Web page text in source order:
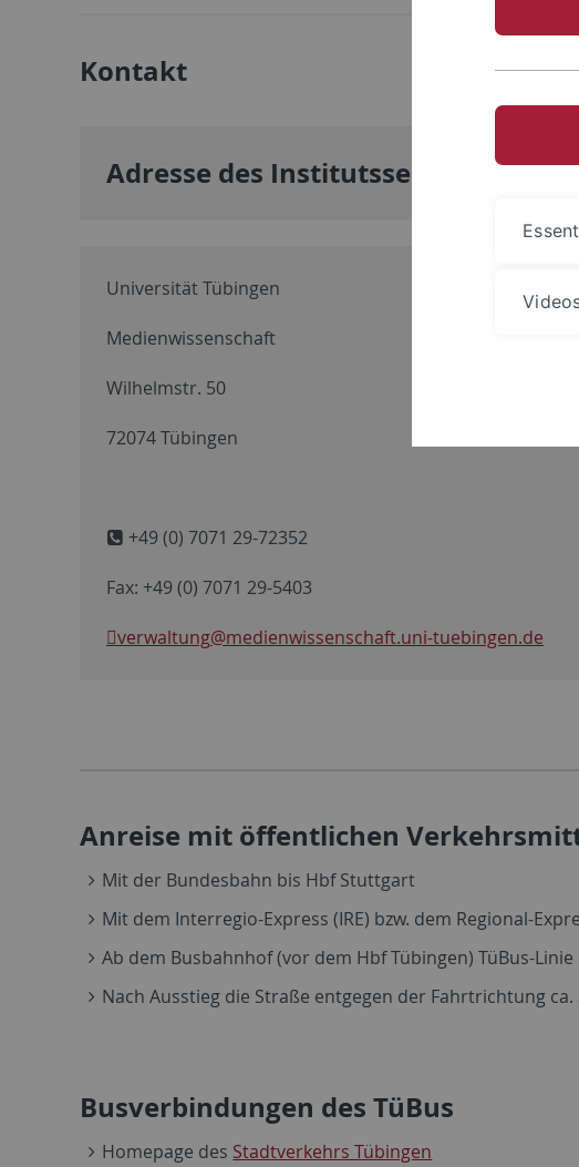
Kontakt
Adresse des Institutssekretariats
Universität Tübingen
Medienwissenschaft
Wilhelmstr. 50
72074 Tübingen
+49 (0) 7071 29-72352
Fax: +49 (0) 7071 29-5403
verwaltung@medienwissenschaft.uni-tuebingen.de
Anreise mit öffentlichen
Mit der Bundesbahn bis Hbf Stuttgart
Mit dem Interregio-Express (IRE) bzw. dem Regional-
Ab dem Busbahnhof (vor dem Hbf Tübingen) TüBus-
Nach Ausstieg die Straße entgegen der Fahrtrichtung
Busverbindungen des TüBus
Homepage des Stadtverkehrs Tübingen